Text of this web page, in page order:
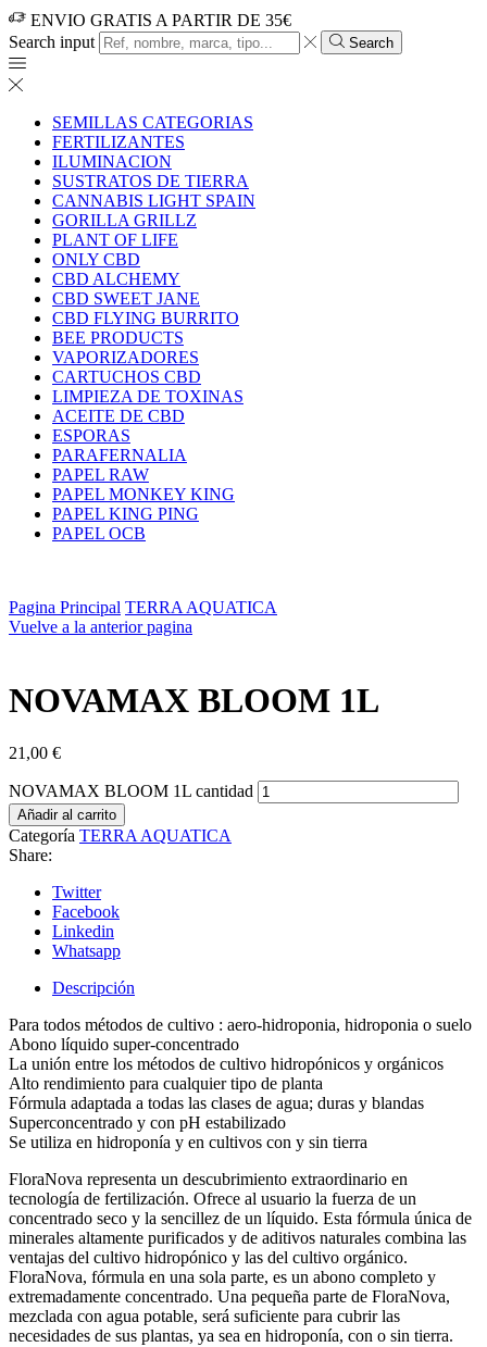
ENVIO GRATIS A PARTIR DE 35€
Search input
Search
SEMILLAS CATEGORIAS
FERTILIZANTES
ILUMINACION
SUSTRATOS DE TIERRA
CANNABIS LIGHT SPAIN
GORILLA GRILLZ
PLANT OF LIFE
ONLY CBD
CBD ALCHEMY
CBD SWEET JANE
CBD FLYING BURRITO
BEE PRODUCTS
VAPORIZADORES
CARTUCHOS CBD
LIMPIEZA DE TOXINAS
ACEITE DE CBD
ESPORAS
PARAFERNALIA
PAPEL RAW
PAPEL MONKEY KING
PAPEL KING PING
PAPEL OCB
Pagina Principal TERRA AQUATICA
Vuelve a la anterior pagina
NOVAMAX BLOOM 1L
21,00 €
NOVAMAX BLOOM 1L cantidad
Añadir al carrito
Categoría TERRA AQUATICA
Share:
Twitter
Facebook
Linkedin
Whatsapp
Descripción
Para todos métodos de cultivo : aero-hidroponia, hidroponia o suelo
Abono líquido super-concentrado
La unión entre los métodos de cultivo hidropónicos y orgánicos
Alto rendimiento para cualquier tipo de planta
Fórmula adaptada a todas las clases de agua; duras y blandas
Superconcentrado y con pH estabilizado
Se utiliza en hidroponía y en cultivos con y sin tierra
FloraNova representa un descubrimiento extraordinario en
tecnología de fertilización. Ofrece al usuario la fuerza de un
concentrado seco y la sencillez de un líquido. Esta fórmula única de
minerales altamente purificados y de aditivos naturales combina las
ventajas del cultivo hidropónico y las del cultivo orgánico.
FloraNova, fórmula en una sola parte, es un abono completo y
extremadamente concentrado. Una pequeña parte de FloraNova,
mezclada con agua potable, será suficiente para cubrir las
necesidades de sus plantas, ya sea en hidroponía, con o sin tierra.